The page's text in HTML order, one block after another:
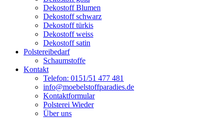
Dekostoff Blumen
Dekostoff schwarz
Dekostoff türkis
Dekostoff weiss
Dekostoff satin
Polstereibedarf
Schaumstoffe
Kontakt
Telefon: 0151/51 477 481
info@moebelstoffparadies.de
Kontaktformular
Polsterei Wieder
Über uns